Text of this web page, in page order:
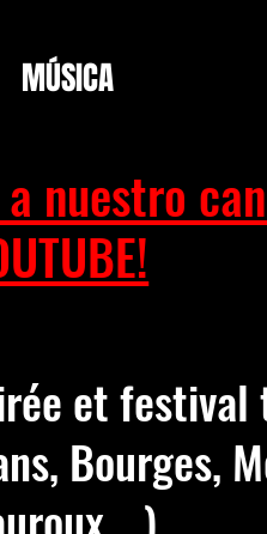
a nuestro
MÚSICA
et festival
Bourges,